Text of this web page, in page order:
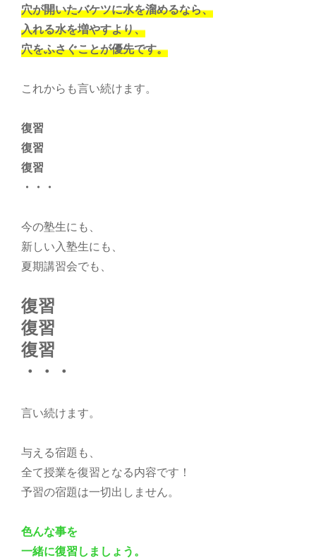
穴が開いたバケツに水を溜めるなら、
入れる水を増やすより、
穴をふさぐことが優先です。
これからも言い続けます。
復習
復習
復習
・・・
今の塾生にも、
新しい入塾生にも、
夏期講習会でも、
復習
復習
復習
・・・
言い続けます。
与える宿題も、
全て授業を復習となる内容です！
予習の宿題は一切出しません。
色んな事を
一緒に復習しましょう。